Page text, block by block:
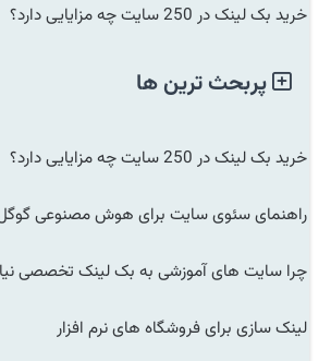
خرید بک لینک در 250 سایت چه مزایایی دارد؟
پربحث ترین ها
خرید بک لینک در 250 سایت چه مزایایی دارد؟
راهنمای سئوی سایت برای هوش مصنوعی
چرا سایت های آموزشی به بک لینک تخصصی
لینک سازی برای فروشگاه های نرم افزار